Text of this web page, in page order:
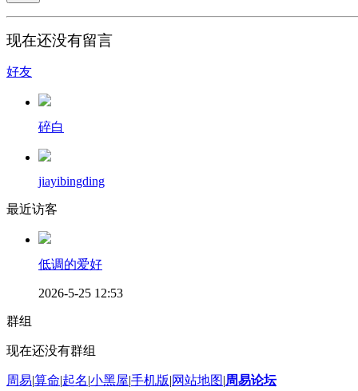
现在还没有留言
好友
碎白
jiayibingding
最近访客
低调的爱好
2026-5-25 12:53
群组
现在还没有群组
周易|算命|起名|小黑屋|手机版|网站地图|周易论坛